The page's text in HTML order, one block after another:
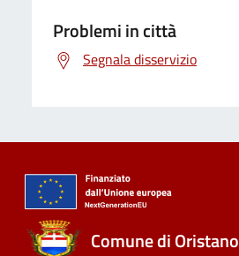
Problemi in città
Segnala disservizio
Comune di Oristano